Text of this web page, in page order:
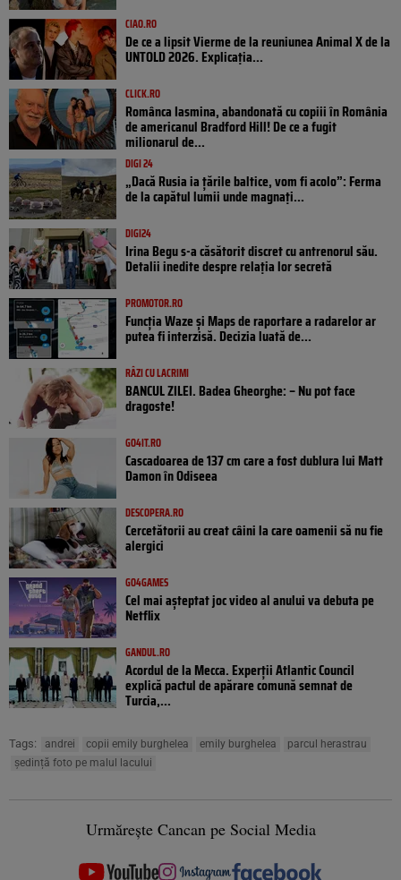
CIAO.RO
De ce a lipsit Vierme de la reuniunea Animal X de la
UNTOLD 2026. Explicația...
CLICK.RO
Românca Iasmina, abandonată cu copiii în România
de americanul Bradford Hill! De ce a fugit
milionarul de...
DIGI 24
„Dacă Rusia ia țările baltice, vom fi acolo”: Ferma
de la capătul lumii unde magnați...
DIGI24
Irina Begu s-a căsătorit discret cu antrenorul său.
Detalii inedite despre relația lor secretă
PROMOTOR.RO
Funcția Waze și Maps de raportare a radarelor ar
putea fi interzisă. Decizia luată de...
RÂZI CU LACRIMI
BANCUL ZILEI. Badea Gheorghe: – Nu pot face
dragoste!
GO4IT.RO
Cascadoarea de 137 cm care a fost dublura lui Matt
Damon în Odiseea
DESCOPERA.RO
Cercetătorii au creat câini la care oamenii să nu fie
alergici
GO4GAMES
Cel mai așteptat joc video al anului va debuta pe
Netflix
GANDUL.RO
Acordul de la Mecca. Experții Atlantic Council
explică pactul de apărare comună semnat de
Turcia,...
Tags: andrei copii emily burghelea emily burghelea
parcul herastrau
ședință foto pe malul lacului
Urmărește Cancan pe Social Media